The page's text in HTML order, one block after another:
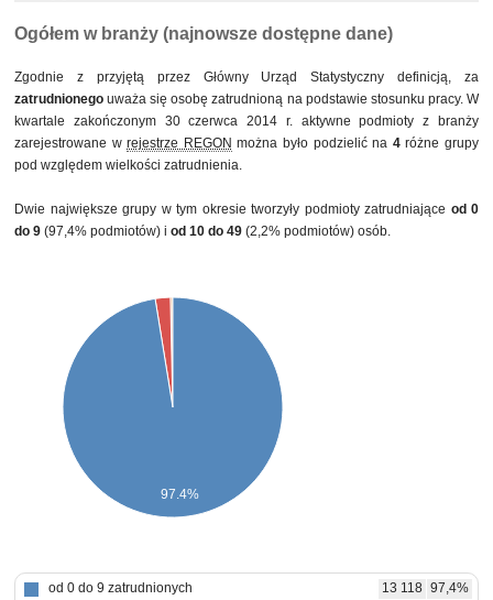
Ogółem w branży (najnowsze dostępne dane)
Zgodnie z przyjętą przez Główny Urząd Statystyczny definicją, za
zatrudnionego uważa się osobę zatrudnioną na podstawie stosunku pracy. W
kwartale zakończonym 30 czerwca 2014 r. aktywne podmioty z branży
zarejestrowane wrejestrze REGON można było podzielić na 4różne grupy
pod względem wielkości zatrudnienia.
Dwie największe grupy w tym okresie tworzyły podmioty zatrudniające od 0
do 9 (97,4% podmiotów) i od 10 do 49 (2,2% podmiotów) osób.
97.4%
od 0 do 9 zatrudnionych 13 118 97,4%